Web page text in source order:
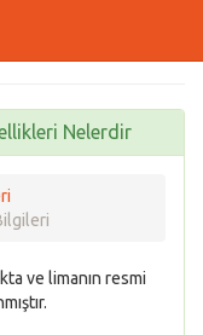
Nelerdir
ve limanın resmi